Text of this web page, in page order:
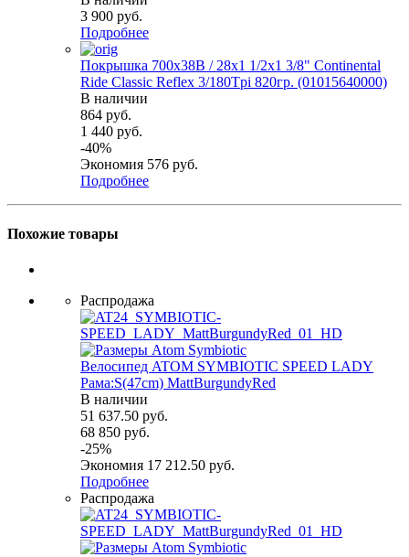
3 900 руб.
Подробнее
Покрышка 700x38B / 28x1 1/2х1 3/8" Continental
Ride Classic Reflex 3/180Tpi 820гр. (01015640000)
В наличии
864 руб.
1 440 руб.
-40%
Экономия 576 руб.
Подробнее
Похожие товары
Распродажа
Велосипед ATOM SYMBIOTIC SPEED LADY
Рама:S(47cm) MattBurgundyRed
В наличии
51 637.50 руб.
68 850 руб.
-25%
Экономия 17 212.50 руб.
Подробнее
Распродажа